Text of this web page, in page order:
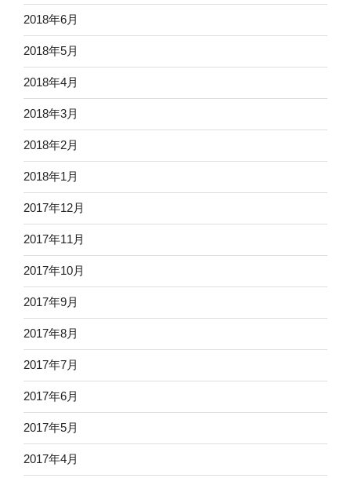
2018年6月
2018年5月
2018年4月
2018年3月
2018年2月
2018年1月
2017年12月
2017年11月
2017年10月
2017年9月
2017年8月
2017年7月
2017年6月
2017年5月
2017年4月